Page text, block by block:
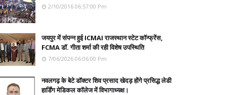
2/10/2016 06:57:00 Pm
जयपुर में संपन्न हुई ICMAI राजस्थान स्टेट कॉन्फ्रेंस,
FCMA डॉ. गीता शर्मा की रही विशेष उपस्थिति
7/06/2026 06:06:00 Pm
नवलगढ़ के बेटे डॉक्टर शिव प्रसाद खेदड़ होंगे प्रसिद्ध लेडी
हार्डिंग मेडिकल कॉलेज में विभागाध्यक्ष।